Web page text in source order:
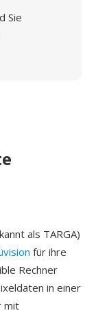
Sie
als TARGA)
für ihre
Rechner
in einer
mit